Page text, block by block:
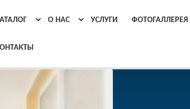
О НАС УСЛУГИ ФОТОГАЛЛЕРЕЯ